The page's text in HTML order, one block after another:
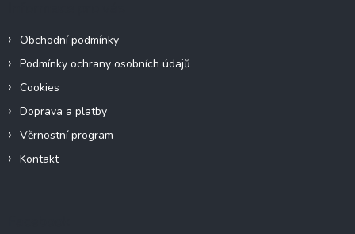
Obchodní podmínky
Podmínky ochrany osobních údajů
Cookies
Doprava a platby
Věrnostní program
Kontakt